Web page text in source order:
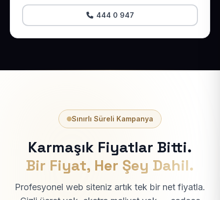
444 0 947
Sınırlı Süreli Kampanya
Karmaşık Fiyatlar Bitti.
Bir Fiyat, Her Şey Dahil.
Profesyonel web siteniz artık tek bir net fiyatla.